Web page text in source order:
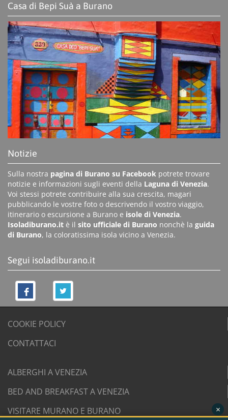
Casa di Bepi Suà a Burano
Notizie
Sulla nostra pagina di Burano su Facebook potrete trovare
notizie e informazioni sugli eventi della Laguna di Venezia.
Voi stessi potrete contribuire alla sua crescita, magari
pubblicando le vostre foto o descrivendo il vostro viaggio,
itinerario o escursione a Burano e isole di Venezia.
Isoladiburano.it è il sito ufficiale di Burano nonchè la guida
di Burano, la coloratissima isola vicino a Venezia.
Segui isoladiburano.it
COOKIE POLICY
CONTATTACI
ALBERGHI A VENEZIA
BED AND BREAKFAST A VENEZIA
VISITARE MURANO E BURANO
×